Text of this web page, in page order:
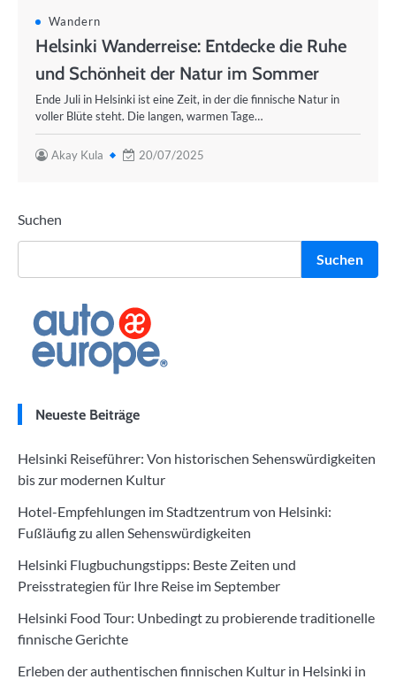
Wandern
Helsinki Wanderreise: Entdecke die Ruhe
und Schönheit der Natur im Sommer
Ende Juli in Helsinki ist eine Zeit, in der die finnische Natur in
voller Blüte steht. Die langen, warmen Tage…
Akay Kula 20/07/2025
Suchen
Suchen
Neueste Beiträge
Helsinki Reiseführer: Von historischen Sehenswürdigkeiten
bis zur modernen Kultur
Hotel-Empfehlungen im Stadtzentrum von Helsinki:
Fußläufig zu allen Sehenswürdigkeiten
Helsinki Flugbuchungstipps: Beste Zeiten und
Preisstrategien für Ihre Reise im September
Helsinki Food Tour: Unbedingt zu probierende traditionelle
finnische Gerichte
Erleben der authentischen finnischen Kultur in Helsinki in